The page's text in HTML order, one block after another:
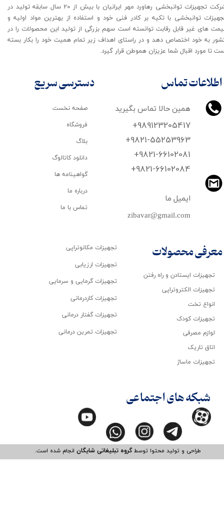
اطلاعات تماس
همین حالا تماس بگیرید
+989123205417
+9821-55253963
+9821-66102081
​​​​​​​+9821-66102084
zibavar@gmail.com
ایمیل ما
شرکت تجهیزات توانبخشی رهاورد مهر ایرانیان با بیش از 20 سال سابقه تولید در
توانبخشی با تکیه بر کادر فنی خود و استفاده از بهترین مواد اولیه و
های غیر قابل رقابت توانسته است سهم بزرگی از تولید این محصولات را در
به خود اختصاص دهد و در راستای اهداف زیر تمام همیت خود را بکار بسته
تا مورد اقبال شما عزیزان هموطن قرار گیرد​​​​​​​.
طراحی و تولید محتوا توسطگروه تبلیغاتی شایگانانجام شده است.​​​​​​​
تجهیزات ایستادن و راه رفتن
تجهیزات الکتروتراپی
انواع تخت
تجهیزات کودک
لوازم مصرفی
اتاق تاریک
تجهیزات ماساژ
صفحه نخست
فروشگاه
بلاگ
دانلود کاتالوگ
گواهینامه ها
درباره ما
تماس با ما
تجهیزات مکانوتراپی
تجهیزات ارزیابی
تجهیزات گرمایی و سرمایی
تجهیزات کاردرمانی
تجهیزات گفتار درمانی
تجهیزات تمرین درمانی
دسترسی سریع
معرفی محصولات
شبکه های اجتماعی